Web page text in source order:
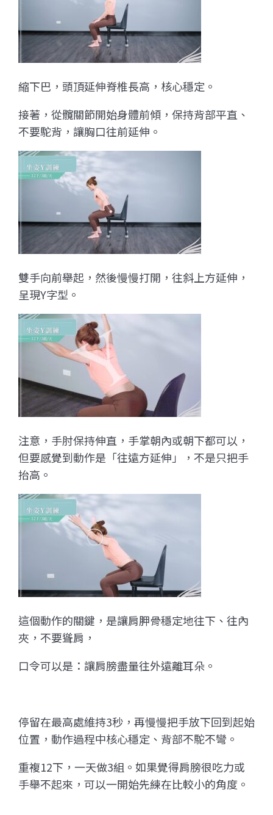
縮下巴，頭頂延伸脊椎長高，核心穩定。
接著，從髖關節開始身體前傾，保持背部平直、
不要駝背，讓胸口往前延伸。
雙手向前舉起，然後慢慢打開，往斜上方延伸，
呈現Y字型。
注意，手肘保持伸直，手掌朝內或朝下都可以，
但要感覺到動作是「往遠方延伸」，不是只把手
抬高。
這個動作的關鍵，是讓肩胛骨穩定地往下、往內
夾，不要聳肩，
口令可以是：讓肩膀盡量往外遠離耳朵。
停留在最高處維持3秒，再慢慢把手放下回到起始
位置，動作過程中核心穩定、背部不駝不彎。
重複12下，一天做3組。如果覺得肩膀很吃力或
手舉不起來，可以一開始先練在比較小的角度。